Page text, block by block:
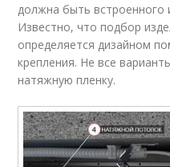
должна быть встроенного
Известно, что подбор
определяется дизайном
крепления. Не все
натяжную пленку.